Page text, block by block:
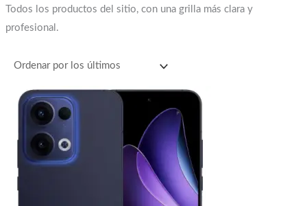
Todos los productos del sitio, con una grilla más clara y
profesional.